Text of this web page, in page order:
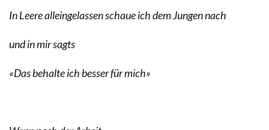
In Leere alleingelassen schaue ich dem Jungen nach
und in mir sagts
«Das behalte ich besser für mich»